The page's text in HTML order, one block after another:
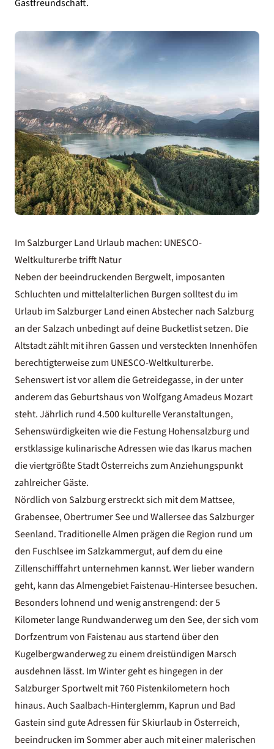
Gastfreundschaft.
Im Salzburger Land Urlaub machen: UNESCO-
Weltkulturerbe trifft Natur
Neben der beeindruckenden Bergwelt, imposanten
Schluchten und mittelalterlichen Burgen solltest du im
Urlaub im Salzburger Land einen Abstecher nach Salzburg
an der Salzach unbedingt auf deine Bucketlist setzen. Die
Altstadt zählt mit ihren Gassen und versteckten Innenhöfen
berechtigterweise zum UNESCO-Weltkulturerbe.
Sehenswert ist vor allem die Getreidegasse, in der unter
anderem das Geburtshaus von Wolfgang Amadeus Mozart
steht. Jährlich rund 4.500 kulturelle Veranstaltungen,
Sehenswürdigkeiten wie die Festung Hohensalzburg und
erstklassige kulinarische Adressen wie das Ikarus machen
die viertgrößte Stadt Österreichs zum Anziehungspunkt
zahlreicher Gäste.
Nördlich von Salzburg erstreckt sich mit dem Mattsee,
Grabensee, Obertrumer See und Wallersee das Salzburger
Seenland. Traditionelle Almen prägen die Region rund um
den Fuschlsee im Salzkammergut, auf dem du eine
Zillenschifffahrt unternehmen kannst. Wer lieber wandern
geht, kann das Almengebiet Faistenau-Hintersee besuchen.
Besonders lohnend und wenig anstrengend: der 5
Kilometer lange Rundwanderweg um den See, der sich vom
Dorfzentrum von Faistenau aus startend über den
Kugelbergwanderweg zu einem dreistündigen Marsch
ausdehnen lässt. Im Winter geht es hingegen in der
Salzburger Sportwelt mit 760 Pistenkilometern hoch
hinaus. Auch Saalbach-Hinterglemm, Kaprun und Bad
Gastein sind gute Adressen fürSkiurlaub in Österreich,
beeindrucken im Sommer aber auch mit einer malerischen